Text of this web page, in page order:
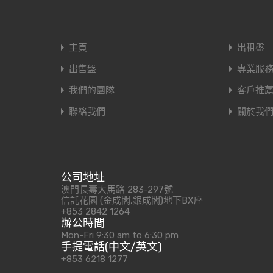
主頁
出租盤
出售盤
專業服務
我們的團隊
客戶推薦
聯絡我們
關於我們
公司地址
澳門長壽大馬路 283-297號
信託花園 (金成閣,銀成閣)地下BX座
+853 2842 1264
辦公時間
Mon-Fri 9:30 am to 6:30 pm
手提電話(中文/英文)
+853 6218 1277